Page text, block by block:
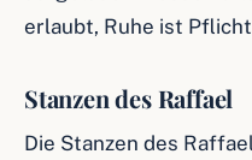
erlaubt, Ruhe ist
Stanzen des Raffael
Die Stanzen des